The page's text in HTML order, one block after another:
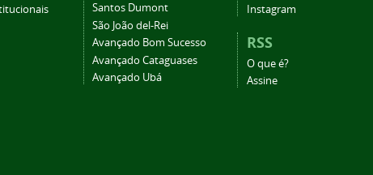
Santos Dumont
São João del-Rei
Avançado Bom Sucesso
Avançado Cataguases
Avançado Ubá
Instagram
RSS
O que é?
Assine